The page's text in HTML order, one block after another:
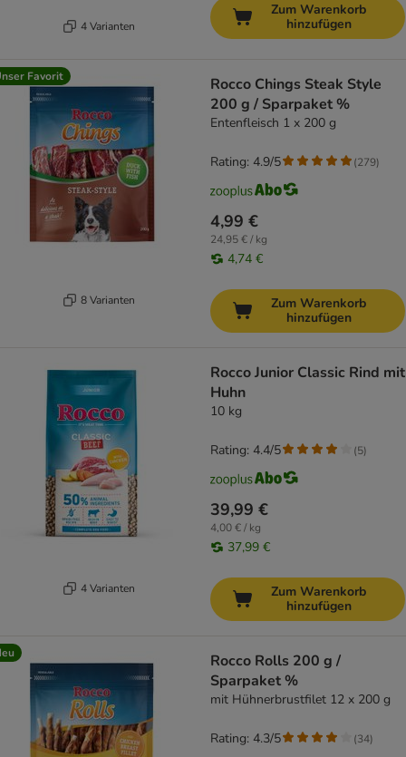
4 Varianten
Zum Warenkorb
hinzufügen
Favorit
8 Varianten
Rocco Chings Steak Style
200 g / Sparpaket %
Entenfleisch 1 x 200 g
4,99 €
24,95 € / kg
4,74 €
Rating: 4.9/5 (279)
Zum Warenkorb
hinzufügen
4 Varianten
Rocco Junior Classic Rind mit
Huhn
10 kg
39,99 €
4,00 € / kg
37,99 €
Rating: 4.4/5 (5)
Zum Warenkorb
hinzufügen
Rocco Rolls 200 g /
Sparpaket %
mit Hühnerbrustfilet 12 x 200 g
Rating: 4.3/5 (34)